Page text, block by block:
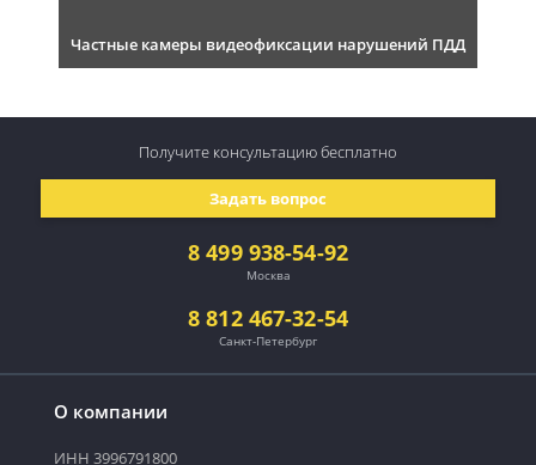
Частные камеры видеофиксации нарушений ПДД
О компании
ИНН 3996791800
8 499 938-54-92
Москва
8 812 467-32-54
Санкт-Петербург
Задать вопрос
Получите консультациюбесплатно